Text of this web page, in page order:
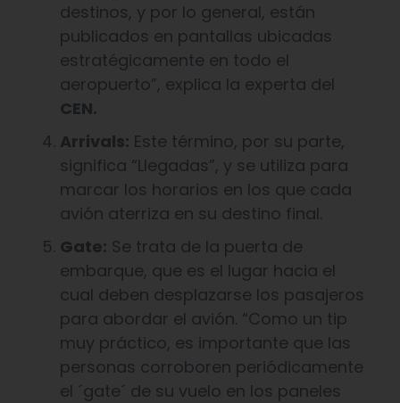
destinos, y por lo general, están
publicados en pantallas ubicadas
estratégicamente en todo el
aeropuerto”, explica la experta del
CEN.
Arrivals: Este término, por su parte,
significa “Llegadas”, y se utiliza para
marcar los horarios en los que cada
avión aterriza en su destino final.
Gate: Se trata de la puerta de
embarque, que es el lugar hacia el
cual deben desplazarse los pasajeros
para abordar el avión. “Como un tip
muy práctico, es importante que las
personas corroboren periódicamente
el ´gate´ de su vuelo en los paneles